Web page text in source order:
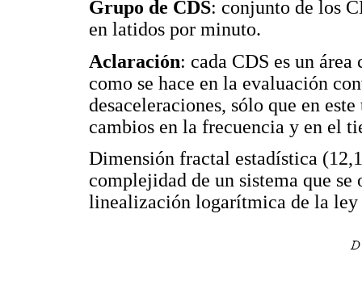
Grupo de CDS: conjunto de los
en latidos por minuto.
Aclaración: cada CDS es un
como se hace en la evaluación
desaceleraciones, sólo que en
cambios en la frecuencia y en el
Dimensión fractal estadística
complejidad de un sistema que
linealización logarítmica de la ley